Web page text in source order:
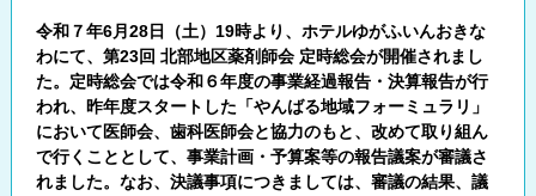
令和７年6月28日（土）19時より、ホテルゆがふいんおきな
わにて、第23回 北部地区薬剤師会 定時総会が開催されまし
た。定時総会では令和６年度の事業経過報告・決算報告が行
われ、昨年度スタートした「やんばる地域フォーミュラリ」
において医師会、歯科医師会と協力のもと、改めて取り組ん
で行くこととして、事業計画・予算案等の報告議案が審議さ
れました。なお、決議事項につきましては、審議の結果、議